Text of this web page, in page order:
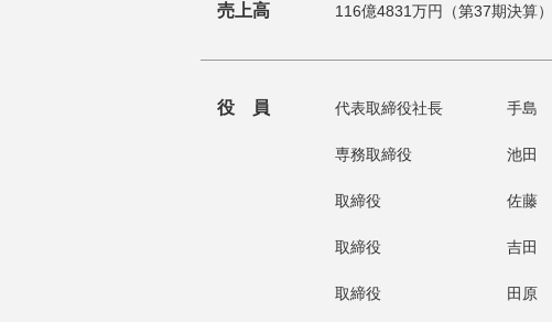
売上高 116億4831万円（第37期決算）
役 員 代表取締役社長 手島
専務取締役 池田
取締役 佐藤
取締役 吉田
取締役 田原